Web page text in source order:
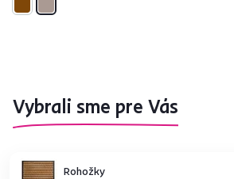
Vybrali sme pre Vás
Rohožky